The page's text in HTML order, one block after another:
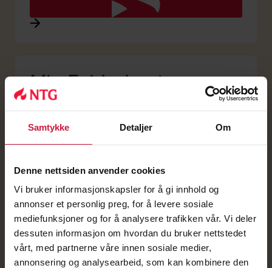
Samtykke Detaljer Om
Denne nettsiden anvender cookies
Vi bruker informasjonskapsler for å gi innhold og
annonser et personlig preg, for å levere sosiale
mediefunksjoner og for å analysere trafikken vår. Vi deler
dessuten informasjon om hvordan du bruker nettstedet
vårt, med partnerne våre innen sosiale medier,
annonsering og analysearbeid, som kan kombinere den
Min Feide-konto
Administrere konto. Sette nytt passord. Glemt
passord?
Digital eksamen VGS
Nettresurser til eksamen på
skole.ntg.no/eksamen. Denne siden er åpen i
eksamensnettverket.